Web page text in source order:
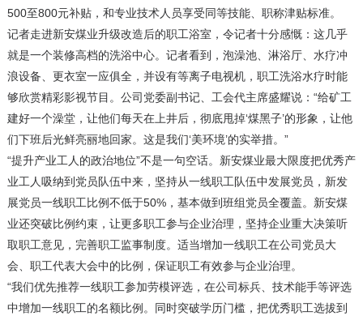
500至800元补贴，和专业技术人员享受同等技能、职称津贴标准。
记者走进新安煤业升级改造后的职工浴室，令记者十分感慨：这几乎
就是一个装修高档的洗浴中心。记者看到，泡澡池、淋浴厅、水疗冲
浪设备、更衣室一应俱全，并设有等离子电视机，职工洗浴水疗时能
够欣赏精彩影视节目。公司党委副书记、工会代主席盛耀说：“给矿工
建好一个澡堂，让他们每天在上井后，彻底甩掉‘煤黑子’的形象，让他
们下班后光鲜亮丽地回家。这是我们‘美环境’的实举措。”
“提升产业工人的政治地位”不是一句空话。新安煤业最大限度把优秀产
业工人吸纳到党员队伍中来，坚持从一线职工队伍中发展党员，新发
展党员一线职工比例不低于50%，基本做到班组党员全覆盖。新安煤
业还突破比例约束，让更多职工参与企业治理，坚持企业重大决策听
取职工意见，完善职工监事制度。适当增加一线职工在公司党员大
会、职工代表大会中的比例，保证职工有效参与企业治理。
“我们优先推荐一线职工参加劳模评选，在公司标兵、技术能手等评选
中增加一线职工的名额比例。同时突破学历门槛，把优秀职工选拔到